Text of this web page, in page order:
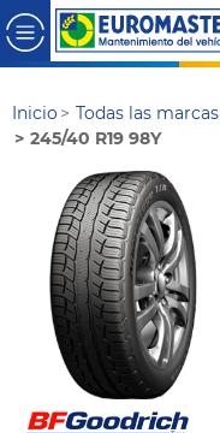
Inicio Todas las marcas
245/40 R19 98Y